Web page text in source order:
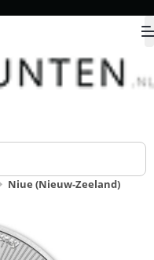
Niue (Nieuw-Zeeland)